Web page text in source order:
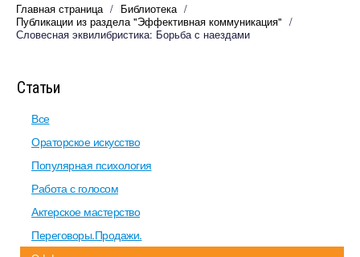
Главная страница
Библиотека
Публикации из раздела "Эффективная коммуникация"
Словесная эквилибристика: Борьба с наездами
Статьи
Все
Ораторское искусство
Популярная психология
Работа с голосом
Актерское мастерство
Переговоры.Продажи.